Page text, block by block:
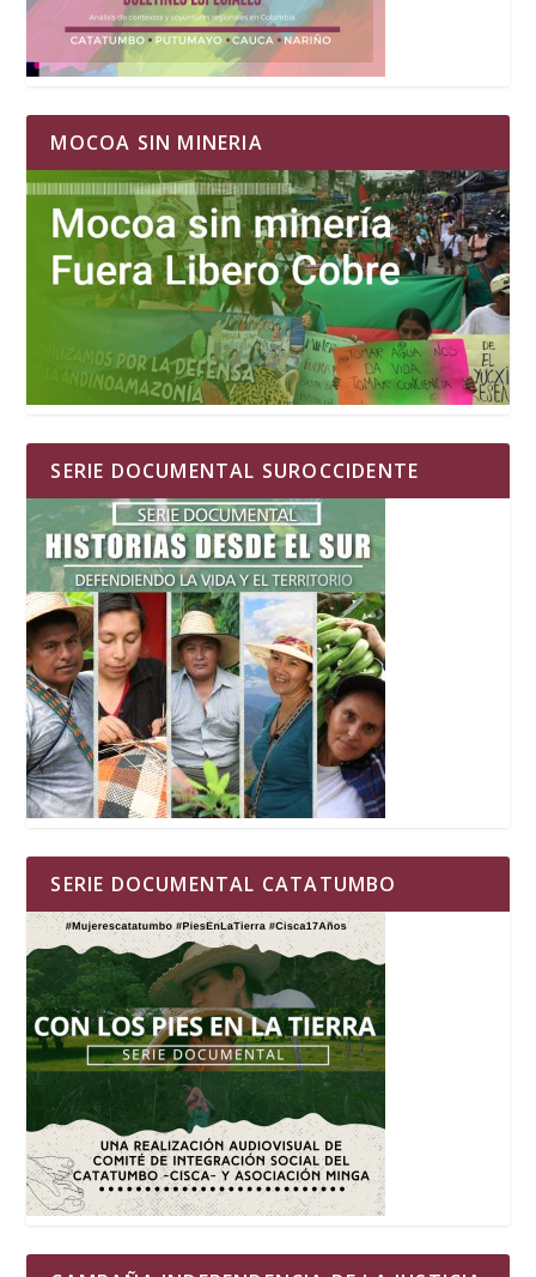
MOCOA SIN MINERIA
SERIE DOCUMENTAL SUROCCIDENTE
SERIE DOCUMENTAL CATATUMBO